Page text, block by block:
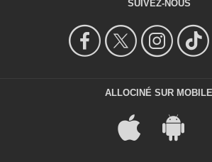
SUIVEZ-NOUS
ALLOCINÉ SUR MOBILE